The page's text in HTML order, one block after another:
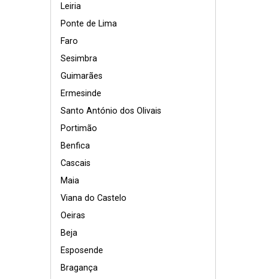
Leiria
Ponte de Lima
Faro
Sesimbra
Guimarães
Ermesinde
Santo António dos Olivais
Portimão
Benfica
Cascais
Maia
Viana do Castelo
Oeiras
Beja
Esposende
Bragança